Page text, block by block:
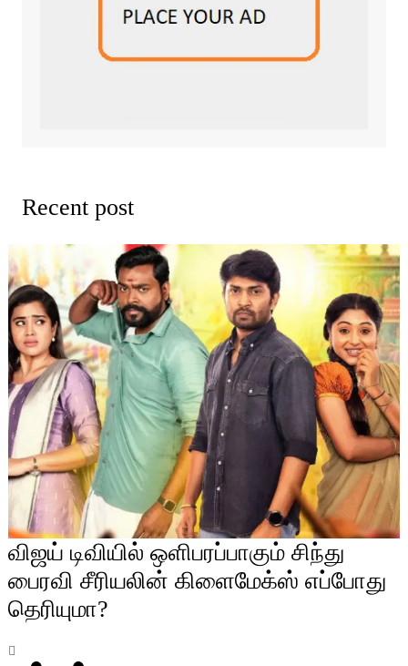
Recent post
விஜய் டிவியில் ஒளிபரப்பாகும் சிந்து
பைரவி சீரியலின் கிளைமேக்ஸ் எப்போது
தெரியுமா?